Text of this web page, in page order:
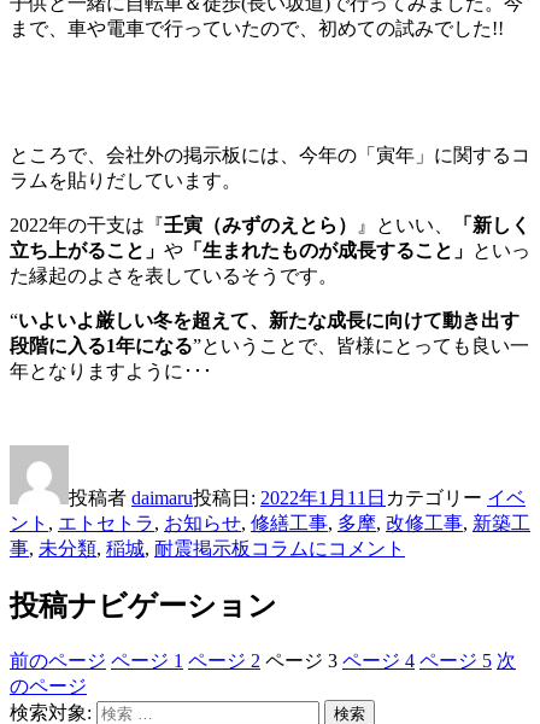
まで、車や電車で行っていたので、初めての試みでした!!
ところで、会社外の掲示板には、今年の「寅年」に関するコ
ラムを貼りだしています。
2022年の干支は『壬寅（みずのえとら） 』といい、
「新しく
立ち上がること」 や 「生まれたものが成長すること」 といっ
た縁起のよさを表しているそうです。
“いよいよ厳しい冬を超えて、新たな成長に向けて動き出す
段階に入る1年になる”ということで、皆様にとっても良い一
年となりますように･･･
投稿者 daimaru投稿日: 2022年1月11日 カテゴリー イベ
ント , エトセトラ, お知らせ, 修繕工事, 多摩, 改修工事, 新築工
事, 未分類, 稲城, 耐震掲示板コラムに コメント
投稿ナビゲーション
前のページ ページ 1 ページ 2 ページ 3 ページ 4 ページ 5 次
のページ
検索対象:
検索